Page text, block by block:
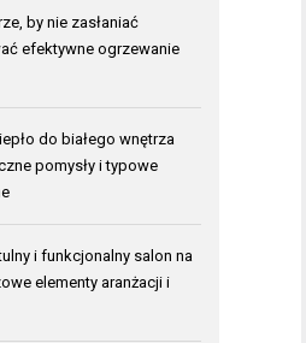
by nie zasłaniać
efektywne ogrzewanie
do białego wnętrza
pomysły i typowe
i funkcjonalny salon na
elementy aranżacji i